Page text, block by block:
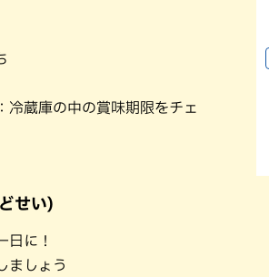
冷蔵庫の中の賞味期限をチェ
せい)
日に！
ましょう